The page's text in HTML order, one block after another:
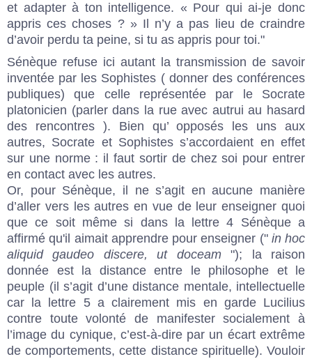
et adapter à ton intelligence. « Pour qui ai-je donc
appris ces choses ? » Il n’y a pas lieu de craindre
d’avoir perdu ta peine, si tu as appris pour toi."
Sénèque refuse ici autant la transmission de savoir
inventée par les Sophistes ( donner des conférences
publiques) que celle représentée par le Socrate
platonicien (parler dans la rue avec autrui au hasard
des rencontres ). Bien qu’ opposés les uns aux
autres, Socrate et Sophistes s’accordaient en effet
sur une norme : il faut sortir de chez soi pour entrer
en contact avec les autres.
Or, pour Sénèque, il ne s’agit en aucune manière
d’aller vers les autres en vue de leur enseigner quoi
que ce soit même si dans la lettre 4 Sénèque a
affirmé qu'il aimait apprendre pour enseigner (" in hoc
aliquid gaudeo discere, ut doceam "); la raison
donnée est la distance entre le philosophe et le
peuple (il s’agit d’une distance mentale, intellectuelle
car la lettre 5 a clairement mis en garde Lucilius
contre toute volonté de manifester socialement à
l’image du cynique, c’est-à-dire par un écart extrême
de comportements, cette distance spirituelle). Vouloir